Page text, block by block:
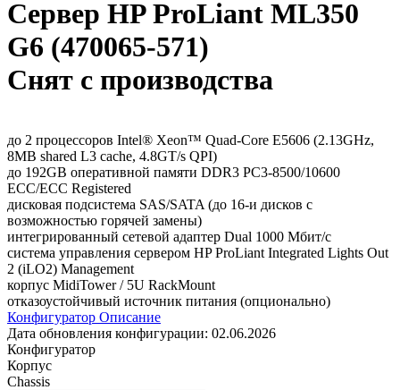
Сервер HP ProLiant ML350
G6 (470065-571)
Снят с производства
до 2 процессоров Intel® Xeon™ Quad-Core E5606 (2.13GHz,
8MB shared L3 cache, 4.8GT/s QPI)
до 192GB оперативной памяти DDR3 PC3-8500/10600
ECC/ECC Registered
дисковая подсистема SAS/SATA (до 16-и дисков с
возможностью горячей замены)
интегрированный сетевой адаптер Dual 1000 Мбит/с
система управления сервером HP ProLiant Integrated Lights Out
2 (iLO2) Management
корпус MidiTower / 5U RackMount
отказоустойчивый источник питания (опционально)
Конфигуратор Описание
Дата обновления конфигурации: 02.06.2026
Конфигуратор
Корпус
Chassis